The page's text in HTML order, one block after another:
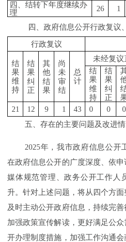
四、结转下年度继续办
理
26 1
四、 政府信息公开行政复议
行政复议
结
果
维
持
结
果
纠
正
其
他
结
果
尚
未
审
结
总
计
未经复
结
果
维
持
结
果
纠
正
21
12 9 1 43 0 0 0
五、存在的主要问题及改进
2025年，我市政府信息公开
在政府信息公开的广度深度、依
媒体规范管理、政务公开工作人
升。针对上述问题， 将从 四个方面
及时主动公开政府信息， 持续完善
加强政策宣传解读，更好满足公
开办理制度措施，加强工作沟通